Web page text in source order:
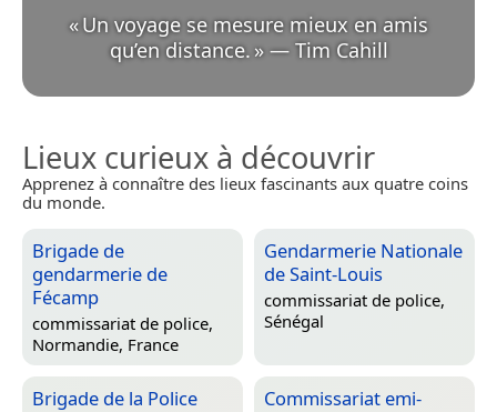
«Un voyage se mesure mieux en amis
qu’en distance. » — Tim Cahill
Lieux curieux à découvrir
Apprenez à connaître des lieux fascinants aux quatre coins
du monde.
Brigade de
gendarmerie de
Fécamp
commissariat de police,
Normandie, France
Gendarmerie Nationale
de Saint-Louis
commissariat de police,
Sénégal
Brigade de la Police
Commissariat emi-